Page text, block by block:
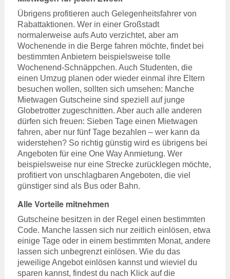
Übrigens profitieren auch Gelegenheitsfahrer von
Rabattaktionen. Wer in einer Großstadt
normalerweise aufs Auto verzichtet, aber am
Wochenende in die Berge fahren möchte, findet bei
bestimmten Anbietern beispielsweise tolle
Wochenend-Schnäppchen. Auch Studenten, die
einen Umzug planen oder wieder einmal ihre Eltern
besuchen wollen, sollten sich umsehen: Manche
Mietwagen Gutscheine sind speziell auf junge
Globetrotter zugeschnitten. Aber auch alle anderen
dürfen sich freuen: Sieben Tage einen Mietwagen
fahren, aber nur fünf Tage bezahlen – wer kann da
widerstehen? So richtig günstig wird es übrigens bei
Angeboten für eine One Way Anmietung. Wer
beispielsweise nur eine Strecke zurücklegen möchte,
profitiert von unschlagbaren Angeboten, die viel
günstiger sind als Bus oder Bahn.
Alle Vorteile mitnehmen
Gutscheine besitzen in der Regel einen bestimmten
Code. Manche lassen sich nur zeitlich einlösen, etwa
einige Tage oder in einem bestimmten Monat, andere
lassen sich unbegrenzt einlösen. Wie du das
jeweilige Angebot einlösen kannst und wieviel du
sparen kannst, findest du nach Klick auf die